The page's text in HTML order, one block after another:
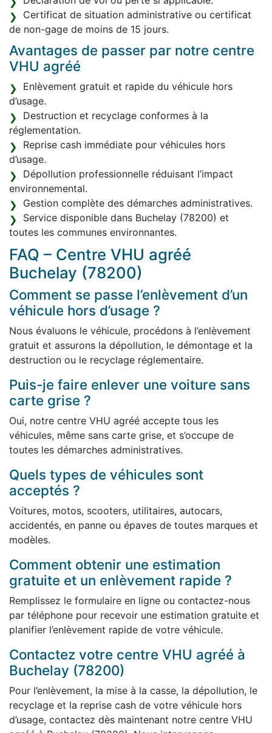
Certificat de situation administrative ou certificat
de non-gage de moins de 15 jours.
Avantages de passer par notre centre
VHU agréé
Enlèvement gratuit et rapide du véhicule hors
d’usage.
Destruction et recyclage conformes à la
réglementation.
Reprise cash immédiate pour véhicules hors
d’usage.
Dépollution professionnelle réduisant l’impact
environnemental.
Gestion complète des démarches administratives.
Service disponible dans Buchelay (78200) et
toutes les communes environnantes.
FAQ – Centre VHU agréé
Buchelay (78200)
Comment se passe l’enlèvement d’un
véhicule hors d’usage ?
Nous évaluons le véhicule, procédons à l’enlèvement
gratuit et assurons la dépollution, le démontage et la
destruction ou le recyclage réglementaire.
Puis-je faire enlever une voiture sans
carte grise ?
Oui, notre centre VHU agréé accepte tous les
véhicules, même sans carte grise, et s’occupe de
toutes les démarches administratives.
Quels types de véhicules sont
acceptés ?
Voitures, motos, scooters, utilitaires, autocars,
accidentés, en panne ou épaves de toutes marques et
modèles.
Comment obtenir une estimation
gratuite et un enlèvement rapide ?
Remplissez le formulaire en ligne ou contactez-nous
par téléphone pour recevoir une estimation gratuite et
planifier l’enlèvement rapide de votre véhicule.
Contactez votre centre VHU agréé à
Buchelay (78200)
Pour l’enlèvement, la mise à la casse, la dépollution, le
recyclage et la reprise cash de votre véhicule hors
d’usage, contactez dès maintenant notre centre VHU